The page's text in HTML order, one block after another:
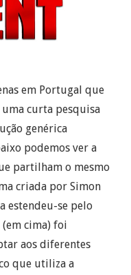
em Portugal que
curta pesquisa
genérica
podemos ver a
partilham o mesmo
criada por Simon
estendeu-se pelo
cima) foi
aos diferentes
que utiliza a